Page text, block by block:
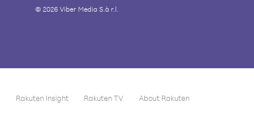
© 2026 Viber Media S.à r.l.
Rakuten Insight Rakuten TV About Rakuten